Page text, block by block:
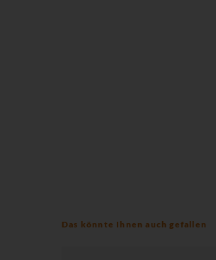
Das könnte Ihnen auch gefallen